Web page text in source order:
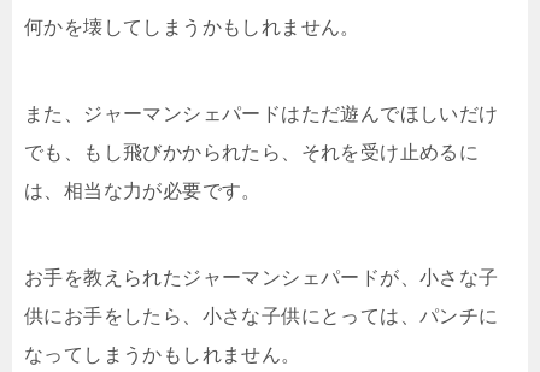
何かを壊してしまうかもしれません。
また、ジャーマンシェパードはただ遊んでほしいだけ
でも、もし飛びかかられたら、それを受け止めるに
は、相当な力が必要です。
お手を教えられたジャーマンシェパードが、小さな子
供にお手をしたら、小さな子供にとっては、パンチに
なってしまうかもしれません。